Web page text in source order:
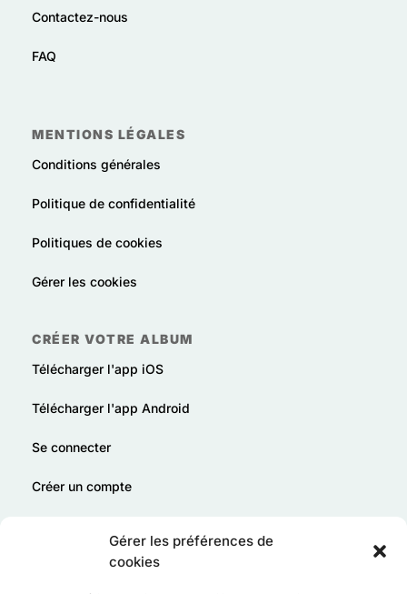
Gérer les préférences de
cookies
Contactez-nous
FAQ
MENTIONS LÉGALES
Conditions générales
Politique de confidentialité
Politiques de cookies
Gérer les cookies
CRÉER VOTRE ALBUM
Télécharger l'app iOS
Télécharger l'app Android
Se connecter
Créer un compte